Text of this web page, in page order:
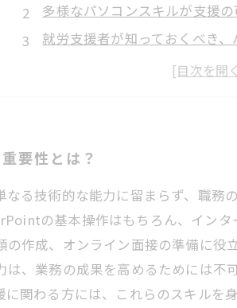
多様なパソコンスキルが支援
就労支援者が知っておくべき
自信を持って社会に参加するた
要性とは？
る技術的な能力に留まらず、職
の基本操作はもちろん、イン
作成、オンライン面接の準備に
、業務の成果を高めるためには
関わる方には、これらのスキル